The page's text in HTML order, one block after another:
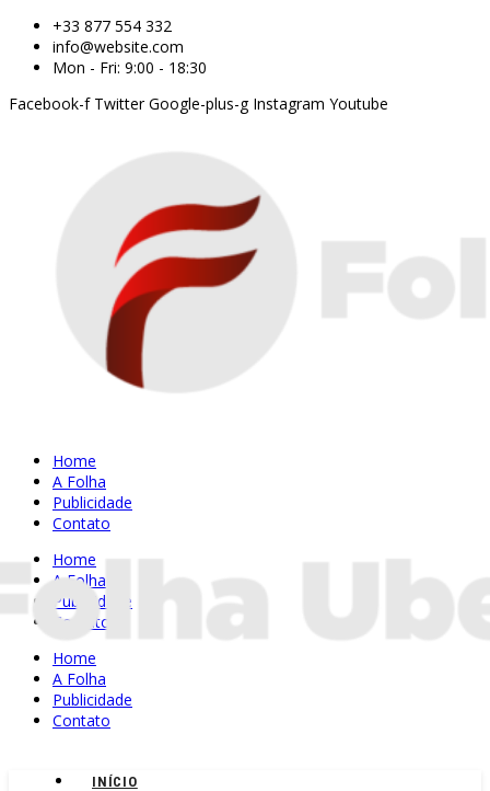
+33 877 554 332
info@website.com
Mon - Fri: 9:00 - 18:30
Facebook-f Twitter Google-plus-g Instagram Youtube
Home
A Folha
Publicidade
Contato
Home
A Folha
Publicidade
Contato
Home
A Folha
Publicidade
Contato
INÍCIO